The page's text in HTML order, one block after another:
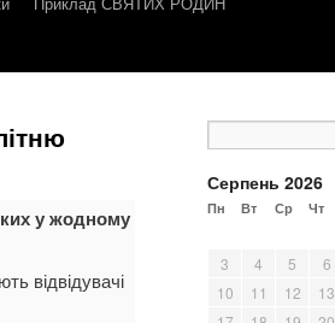
у жодному
відвідувачі
Серпень 2026
Пн Вт Ср Чт
3
4 5 6
10
11 12 13